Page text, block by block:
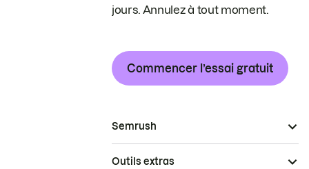
jours. Annulez à tout moment.
Commencer l’essai gratuit
Semrush
Outils extras